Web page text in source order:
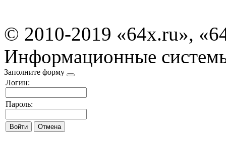
© 2010-2019 «64x.ru»,
Информационные
Заполните форму
Логин:
Пароль: